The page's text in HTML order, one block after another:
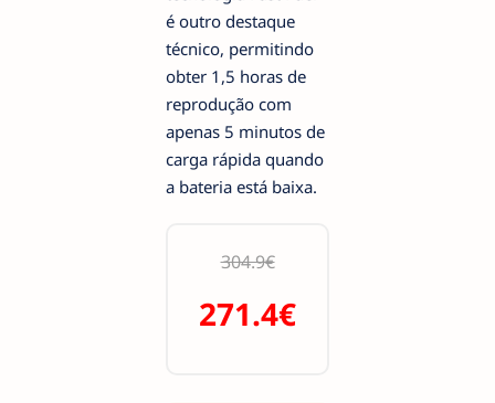
é outro destaque
técnico, permitindo
obter 1,5 horas de
reprodução com
apenas 5 minutos de
carga rápida quando
a bateria está baixa.
304.9€
271.4€